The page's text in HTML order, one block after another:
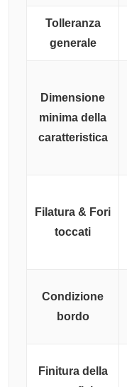
Tolleranza
generale
Dimensione
minima della
caratteristica
Filatura & Fori
toccati
Condizione
bordo
Finitura della